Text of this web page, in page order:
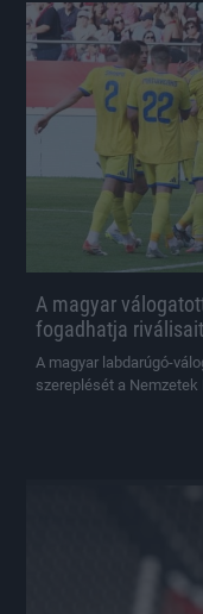
A magyar
fogadhatja
A magyar labdarúgó-
szereplését a Nemzetek